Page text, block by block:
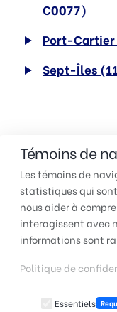
Témoins de
Les témoins de
statistiques qui
nous aider à
interagissent avec
informations sont
Politique de
Essentiels
C0077)
Port-Cartier
Sept-Îles
👉Retour à la
TUAC
et